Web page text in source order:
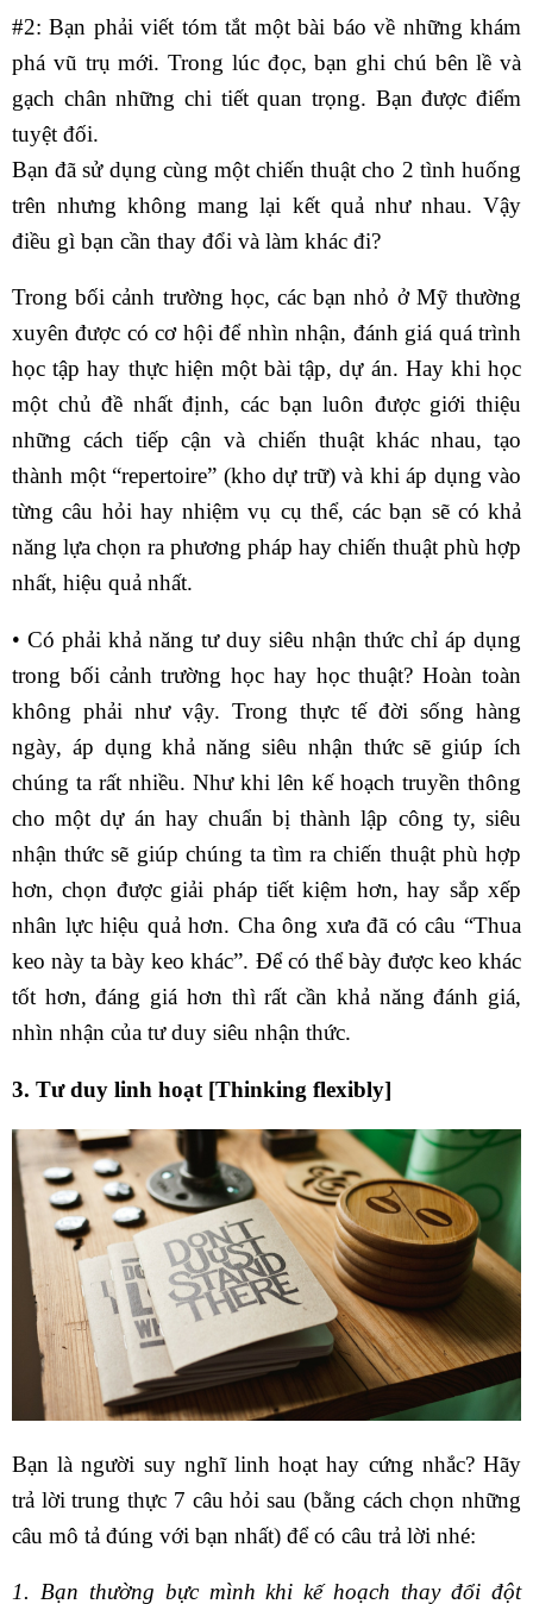
#2: Bạn phải viết tóm tắt một bài báo về những khám
phá vũ trụ mới. Trong lúc đọc, bạn ghi chú bên lề và
gạch chân những chi tiết quan trọng. Bạn được điểm
tuyệt đối.
Bạn đã sử dụng cùng một chiến thuật cho 2 tình huống
trên nhưng không mang lại kết quả như nhau. Vậy
điều gì bạn cần thay đổi và làm khác đi?
Trong bối cảnh trường học, các bạn nhỏ ở Mỹ thường
xuyên được có cơ hội để nhìn nhận, đánh giá quá trình
học tập hay thực hiện một bài tập, dự án. Hay khi học
một chủ đề nhất định, các bạn luôn được giới thiệu
những cách tiếp cận và chiến thuật khác nhau, tạo
thành một “repertoire” (kho dự trữ) và khi áp dụng vào
từng câu hỏi hay nhiệm vụ cụ thể, các bạn sẽ có khả
năng lựa chọn ra phương pháp hay chiến thuật phù hợp
nhất, hiệu quả nhất.
• Có phải khả năng tư duy siêu nhận thức chỉ áp dụng
trong bối cảnh trường học hay học thuật? Hoàn toàn
không phải như vậy. Trong thực tế đời sống hàng
ngày, áp dụng khả năng siêu nhận thức sẽ giúp ích
chúng ta rất nhiều. Như khi lên kế hoạch truyền thông
cho một dự án hay chuẩn bị thành lập công ty, siêu
nhận thức sẽ giúp chúng ta tìm ra chiến thuật phù hợp
hơn, chọn được giải pháp tiết kiệm hơn, hay sắp xếp
nhân lực hiệu quả hơn. Cha ông xưa đã có câu “Thua
keo này ta bày keo khác”. Để có thể bày được keo khác
tốt hơn, đáng giá hơn thì rất cần khả năng đánh giá,
nhìn nhận của tư duy siêu nhận thức.
3. Tư duy linh hoạt [Thinking flexibly]
Bạn là người suy nghĩ linh hoạt hay cứng nhắc? Hãy
trả lời trung thực 7 câu hỏi sau (bằng cách chọn những
câu mô tả đúng với bạn nhất) để có câu trả lời nhé:
1. Bạn thường bực mình khi kế hoạch thay đổi đột